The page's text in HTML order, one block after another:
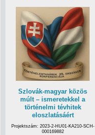
Szlovák-magyar közös
múlt – ismeretekkel a
történelmi tévhitek
eloszlatásáért
Projektszám: 2023-2-HU01-KA210-SCH-
000169882